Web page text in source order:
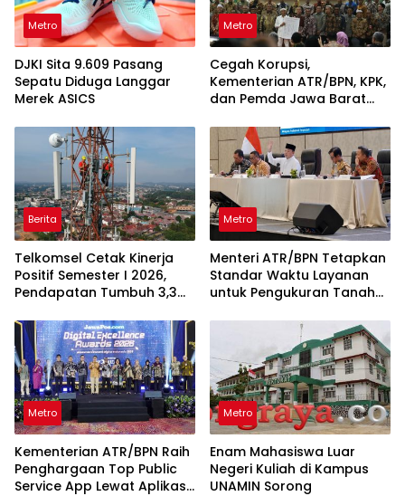
Metro
DJKI Sita 9.609 Pasang
Sepatu Diduga Langgar
Merek ASICS
Metro
Cegah Korupsi,
Kementerian ATR/BPN, KPK,
dan Pemda Jawa Barat
Berita
Telkomsel Cetak Kinerja
Positif Semester I 2026,
Pendapatan Tumbuh 3,3
Metro
Menteri ATR/BPN Tetapkan
Standar Waktu Layanan
untuk Pengukuran Tanah
Metro
Kementerian ATR/BPN Raih
Penghargaan Top Public
Service App Lewat Aplikasi
Metro
Enam Mahasiswa Luar
Negeri Kuliah di Kampus
UNAMIN Sorong